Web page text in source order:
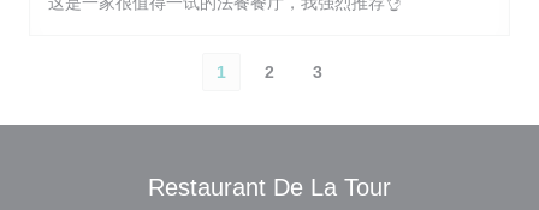
1 2 3
Restaurant De La Tour